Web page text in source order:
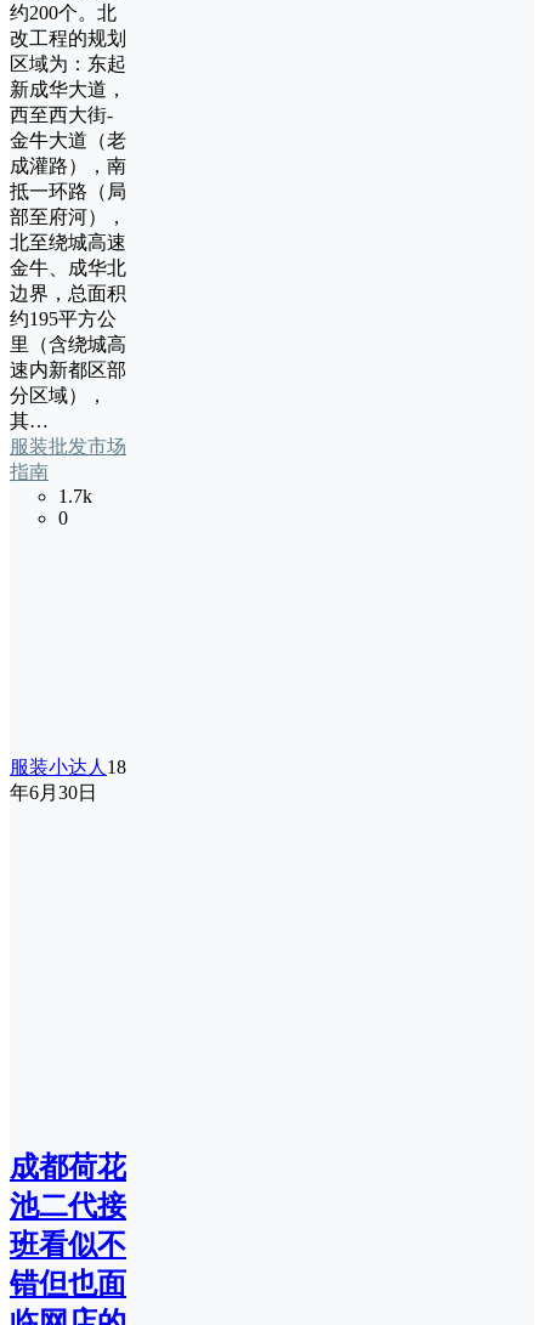
约200个。北
改工程的规划
区域为：东起
新成华大道，
西至西大街-
金牛大道（老
成灌路），南
抵一环路（局
部至府河），
北至绕城高速
金牛、成华北
边界，总面积
约195平方公
里（含绕城高
速内新都区部
分区域），
其…
服装批发市场
指南
1.7k
0
服装小达人 18
年6月30日
成都荷花
池二代接
班看似不
错但也面